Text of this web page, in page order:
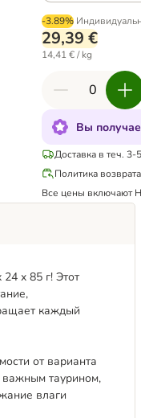
-3.89%
29,39 €
14,41 € / kg
Вы
Доставка в теч. 3-
Политика возврата
Все цены включают
x 85 г! Этот
каждый
от варианта
таурином,
влаги